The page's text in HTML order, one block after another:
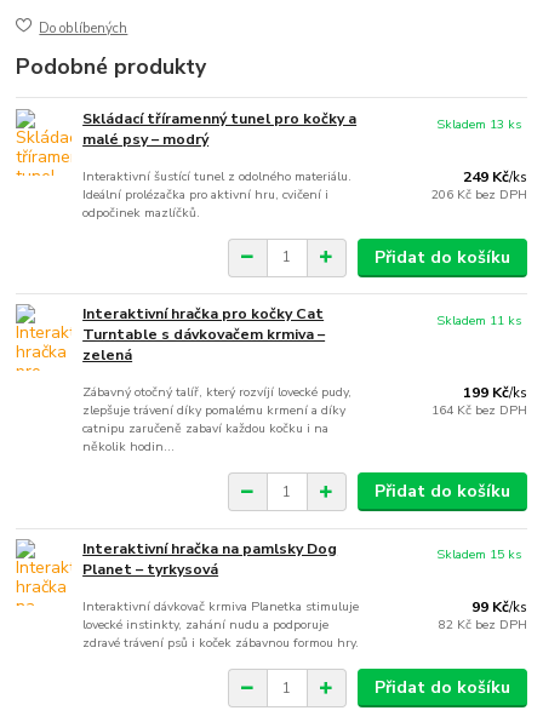
Do oblíbených
Podobné produkty
Skládací tříramenný tunel pro kočky a
malé psy – modrý
Interaktivní šustící tunel z odolného materiálu.
Ideální prolézačka pro aktivní hru, cvičení i
odpočinek mazlíčků.
249 Kč/ks
206 Kč bez DPH
Skladem 13 ks
Přidat do košíku
Interaktivní hračka pro kočky Cat
Turntable s dávkovačem krmiva –
zelená
Zábavný otočný talíř, který rozvíjí lovecké pudy,
zlepšuje trávení díky pomalému krmení a díky
catnipu zaručeně zabaví každou kočku i na
několik hodin...
199 Kč/ks
164 Kč bez DPH
Skladem 11 ks
Přidat do košíku
Interaktivní hračka na pamlsky Dog
Planet – tyrkysová
Interaktivní dávkovač krmiva Planetka stimuluje
lovecké instinkty, zahání nudu a podporuje
zdravé trávení psů i koček zábavnou formou hry.
99 Kč/ks
82 Kč bez DPH
Skladem 15 ks
Přidat do košíku